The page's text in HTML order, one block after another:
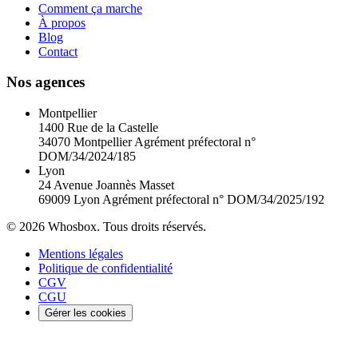
Comment ça marche
À propos
Blog
Contact
Nos agences
Montpellier
1400 Rue de la Castelle
34070 MontpellierAgrément préfectoral n°
DOM/34/2024/185
Lyon
24 Avenue Joannès Masset
69009 Lyon Agrément préfectoral n° DOM/34/2025/192
© 2026 Whosbox. Tous droits réservés.
Mentions légales
Politique de confidentialité
CGV
CGU
Gérer les cookies